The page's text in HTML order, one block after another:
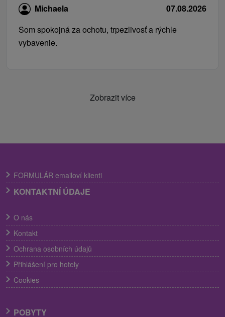
Michaela
07.08.2026
Som spokojná za ochotu, trpezlivosť a rýchle
vybavenie.
Zobrazit více
FORMULÁR emailoví klienti
KONTAKTNÍ ÚDAJE
O nás
Kontakt
Ochrana osobních údajů
Přihlášení pro hotely
Cookies
POBYTY